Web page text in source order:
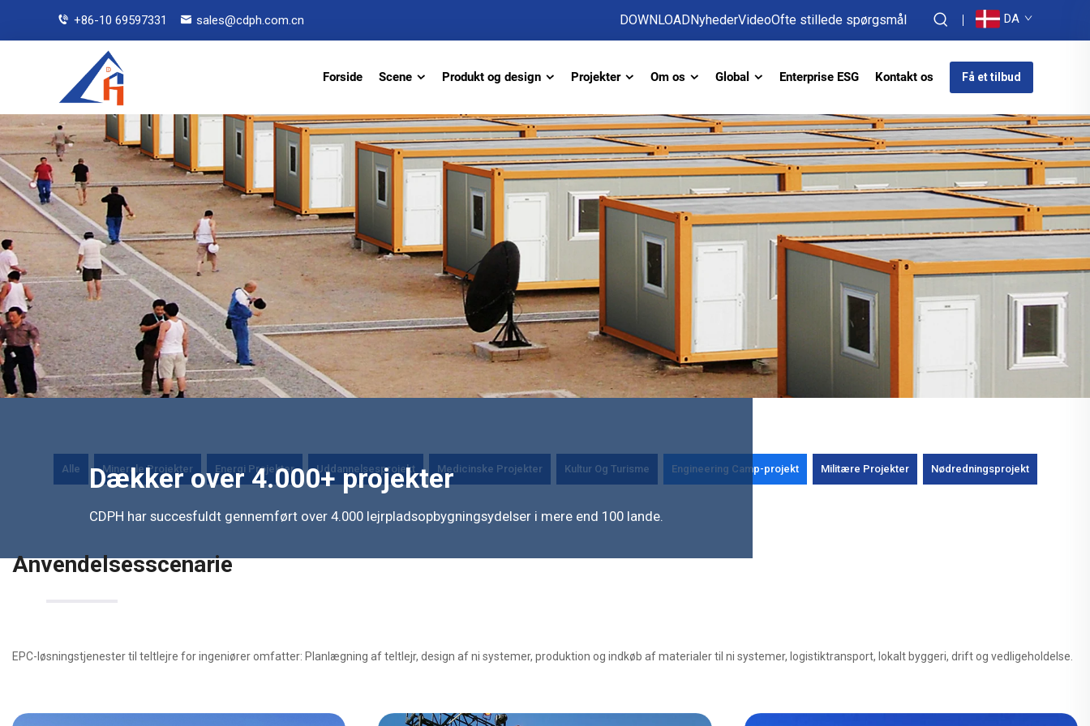
+86-10 69597331 sales@cdph.com.cn DOWNLOADNyhederVideoOfte stillede spørgsmål DA
Forside Scene Produkt og design Projekter Om os Global Enterprise ESG Kontakt os Få et tilbud
Dækker over 4.000+ projekter
CDPH har succesfuldt gennemført over 4.000 lejrpladsopbygningsydelser i mere end 100 lande.
Alle Minerale Projekter Energi Projekter Uddannelsesprojekt Medicinske Projekter Kultur Og Turisme Engineering Camp-projekt Militære Projekter Nødredningsprojekt
Anvendelsesscenarie
EPC-løsningstjenester til teltlejre for ingeniører omfatter: Planlægning af teltlejr, design af ni systemer, produktion og indkøb af materialer til ni systemer, logistiktransport, lokalt byggeri, drift og vedligeholdelse.